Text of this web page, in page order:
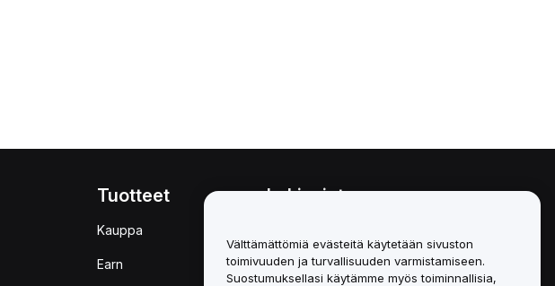
Tuotteet
Kauppa
Earn
Lakiasiat
Yhteenveto säilytys- ja
hallinnointikäytännöstä
Välttämättömiä evästeitä käytetään sivuston
toimivuuden ja turvallisuuden varmistamiseen.
Suostumuksellasi käytämme myös toiminnallisia,